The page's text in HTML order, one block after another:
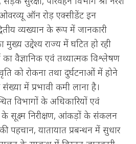
ओवरव्यू ऑन रोड़ एक्सीडेंट इन
व्यख्यान के रूप में जानकारी
मुख्य उद्देश्य राज्य में घटित हो रही
वैज्ञानिक एवं तथ्यात्मक विश्लेषण
को रोकना तथा दुर्घटनाओं में होने
में प्रभावी कमी लाना है।
विभागों के अधिकारियों एवं
के सूक्ष्म निरीक्षण, आंकड़ों के संकलन
पहचान, यातायात प्रबन्धन में सुधार